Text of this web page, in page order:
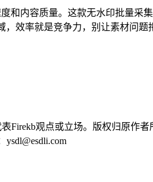
和内容质量。这款无水印批量采
效率就是竞争力，别让素材问
观点或立场。版权归原作